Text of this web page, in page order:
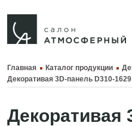
Главная Каталог продукции
Декоративая 3D-панель D310-1629
Декоративая